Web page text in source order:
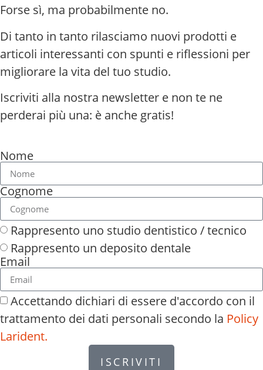
Forse sì, ma probabilmente no.
Di tanto in tanto rilasciamo nuovi prodotti e
articoli interessanti con spunti e riflessioni per
migliorare la vita del tuo studio.
Iscriviti alla nostra newsletter e non te ne
perderai più una: è anche gratis!
Nome
Cognome
Rappresento uno studio dentistico / tecnico
Rappresento un deposito dentale
Email
Accettando dichiari di essere d'accordo con il
trattamento dei dati personali secondo la Policy
Larident.
ISCRIVITI